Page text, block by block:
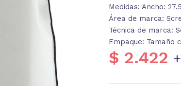
Medidas: Ancho:
Área de marca:
Técnica de marca:
Empaque: Tamaño
$ 2.422